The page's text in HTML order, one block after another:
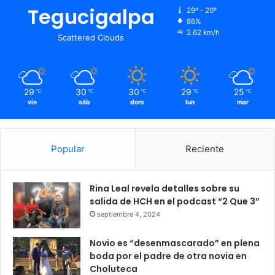
Tegucigalpa
Scattered Clouds
29º - 20º
86%
2.62 km/h
29 ℃
vie
30 ℃
sáb
30 ℃
dom
29 ℃
lun
25 ℃
mar
Popular Reciente
Rina Leal revela detalles sobre su
salida de HCH en el podcast “2 Que 3”
septiembre 4, 2024
Novio es “desenmascarado” en plena
boda por el padre de otra novia en
Choluteca